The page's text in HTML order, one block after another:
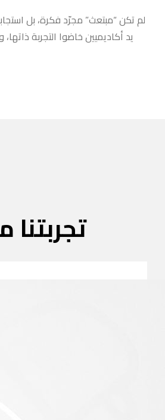
لم تكن “مبتعث” مجرّد فكرة، بل
يد أكاديميين خاضوا التجربة